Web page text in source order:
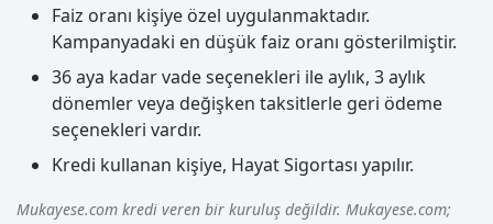
Faiz oranı kişiye özel uygulanmaktadır.
Kampanyadaki en düşük faiz oranı gösterilmiştir.
36 aya kadar vade seçenekleri ile aylık, 3 aylık
dönemler veya değişken taksitlerle geri ödeme
seçenekleri vardır.
Kredi kullanan kişiye, Hayat Sigortası yapılır.
Mukayese.com kredi veren bir kuruluş değildir. Mukayese.com;